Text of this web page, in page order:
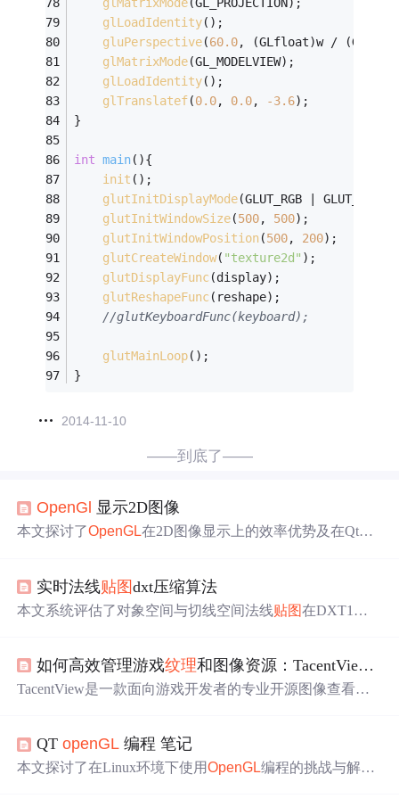
glMatrixMode(GL_PROJECTION);
glLoadIdentity();
gluPerspective(60.0, (GLfloat)w /
glMatrixMode(GL_MODELVIEW);
glLoadIdentity();
glTranslatef(0.0, 0.0, -3.6);
}
int main(){
init ();
glutInitDisplayMode(GLUT_RGB |
glutInitWindowSize(500, 500);
glutInitWindowPosition(500, 200);
glutCreateWindow( "texture2d" );
glutDisplayFunc(display);
glutReshapeFunc(reshape);
//glutKeyboardFunc(keyboard);
glutMainLoop();
}
2014-11-10
——到底了——
OpenGl 显示2D图像
本文探讨了OpenGL在2D图像显示上的效率优势及在Qt中
使用像素缓冲对象(PBO)进行纹理
在某些设备上的限制。
实时法线贴图dxt压缩算法
本文系统评估了对象空间与切线空间法线贴图在DXT1、D
空间设计，质量最优。针对实时性需求，提出两种高度优
化的CPU/GPU并行压缩算法：基于边界框与采样点映射的
器（Cg）实现，兼顾速度与PSNR性能。
如何高效管理游戏纹理和图像资源：TacentView专业图像查看器完整指南
TacentView是一款面向游戏开发者的专业开源图像查看
列管理、智能批量转换、联系表生成、精确裁剪及命令行
自动化等功能，显著提升纹理资源管理效率。基于OpenG
QTopenGL 编程 笔记
本文探讨了在Linux环境下使用OpenGL编程的挑战与解决